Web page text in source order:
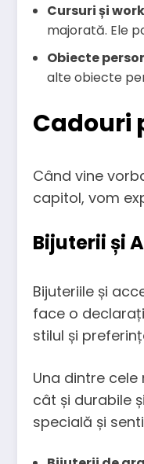
Cursuri și
majorată. Ele
Obiecte
alte obiecte
Cadouri
Când vine
capitol, vom
Bijuterii și
Bijuteriile și
face o
stilul și
Una dintre
cât și durabile
specială și